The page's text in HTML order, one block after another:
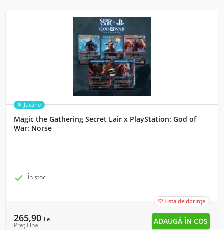
Jucărie
Magic the Gathering Secret Lair x PlayStation: God of
War: Norse
 În stoc
 Lista de dorințe
265,90 Lei
Preț Final